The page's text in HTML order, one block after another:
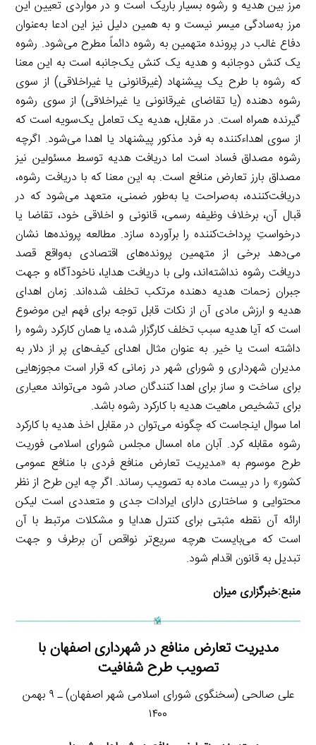
مرز بین هدیه و رشوه بسیار باریک است و در مواردی تعیین این
مرز به‌سادگی میسر نیست و به همین دلیل نیز این ادعا به‌عنوان
دفاع غالب در پرونده متهمین به رشوه دائماً مطرح می‌شود. رشوه
یک کنش دوجانبه و هدیه یک کنش یک‌جانبه است به این معنا
که رشوه با طرح یک پیشنهاد (غیرقانونی یا غیراخلاقی) از سوی
رشوه دهنده (یا تقاضای غیرقانونی یا غیراخلاقی) از سوی رشوه
گیرنده همراه است. در مقابل، هدیه یک تعامل یک‌سویه است که
از سوی اهداءکننده به فرد مذکور پیشنهاد یا اهدا می‌شود. اگرچه
رشوه مصداق فساد است اما دریافت هدیه توسط مسئولین نیز
مصداق بارز تعارض منافع است. به این معنا که با دریافت رشوه،
دریافت‌کننده، به‌صراحت یا به‌طور ضمنی، متعهد می‌شود که در
قبال آن، برخلاف وظیفه رسمی، قانونی و اخلاقی خود، تقاضا یا
درخواستِ پرداخت‌کننده را برآورده سازد. مطالعه پرونده‌ها نشان
می‌دهد برخی از متهمین پرونده‌های اقتصادی به‌واقع قصد
دریافت رشوه نداشته‌اند، ولی با دریافت هدایا، ناخودآگاه و جهت
جبران زحمات هدیه دهنده مرتکب تخلف شده‌اند. زمان اهدای
هدیه و ارزش مادی آن از نکات قابل توجه برای فهم این موضوع
است که آیا هدیه سبب تخلف کارگزار شده، یا همان کارکرد رشوه را
داشته است یا خیر. به عنوان مثال اهدای کیف‌های پر از دلار به
مدیران شهرداری و شورای شهر در زمانی که قرار است مجوز‌هایی
برای ساخت و ساز برای اهدا کنندگان صادر شود می‌تواند معیاری
برای تشخیص ماهیت هدیه با کارکرد رشوه باشد.
اما سوال اینجاست که چگونه می‌توان در مقابل اخذ هدیه با کارکرد
رشوه مقابله کرد. آبان ماه امسال مجلس شورای اسلامی فوریت
طرح موسوم به «مدیریت تعارض منافع فردی با منافع عمومی
کشور» را در بیست ماده به تصویب رساند. اگر چه این طرح از نظر
محتوایی و ساختاری دارای ایرادات جدی و متعددی است لیکن
ارائه آن نقطه مثبتی برای کنترل هدایا و مشکلات مرتبط با آن
است که می‌بایست هرچه سریع‌تر نواقص آن برطرف و جهت
تبدیل به قانون اقدام شود.
منبع:خبرگزاری میزان
مدیریت تعارض منافع در شهرداری اصفهان با
تصویب طرح شفافیت
علی صالحی (سخنگوی شورای اسلامی شهر اصفهان) ـ ۹ بهمن
۱۴۰۰